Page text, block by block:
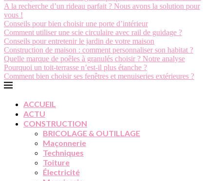
A la recherche d’un rideau parfait ? Nous avons la solution pour
vous !
Conseils pour bien choisir une porte d’intérieur
Comment utiliser une scie circulaire avec rail de guidage ?
Conseils pour entretenir le jardin de votre maison
Construction de maison : comment personnaliser son habitat ?
Quelle marque de poêles à granulés choisir ? Notre analyse
Pourquoi un toit-terrasse n’est-il plus étanche ?
Comment bien choisir ses fenêtres et menuiseries extérieures ?
ACCUEIL
ACTU
CONSTRUCTION
BRICOLAGE & OUTILLAGE
Maçonnerie
Techniques
Toiture
Électricité